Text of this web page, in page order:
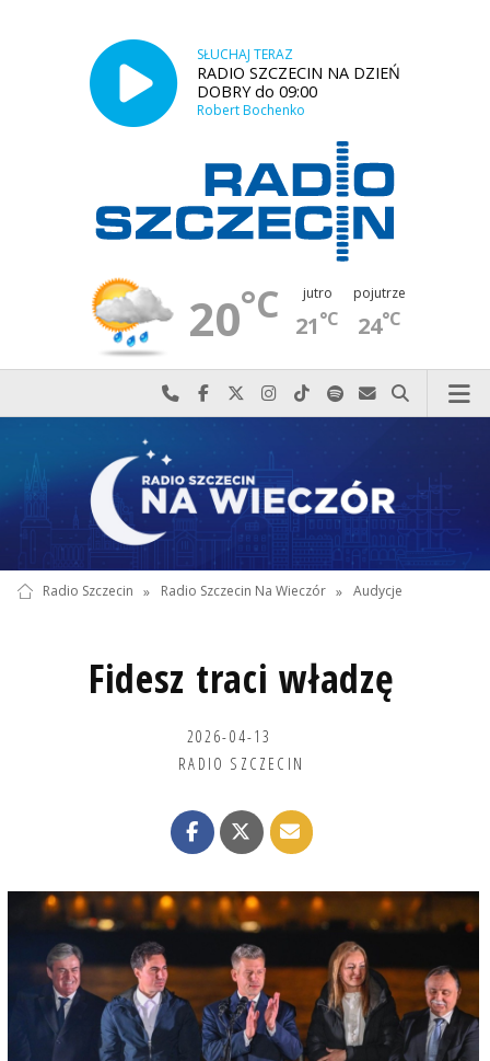
SŁUCHAJ TERAZ
RADIO SZCZECIN NA DZIEŃ
DOBRY do 09:00
Robert Bochenko
20°C jutro
21°C
pojutrze
24°C
Najlepiej po prostu do nas zadzwoń
Odwiedź nas na Facebook-u
Odwiedź nas na X
Odwiedź nas na Instagram-ie
Odwiedź nas na TikTok-u
Szukaj nas na Spotify
Wyślij do nas
Szukaj
Radio Szczecin » Radio Szczecin Na Wieczór » Audycje
Fidesz traci władzę
2026-04-13
RADIO SZCZECIN